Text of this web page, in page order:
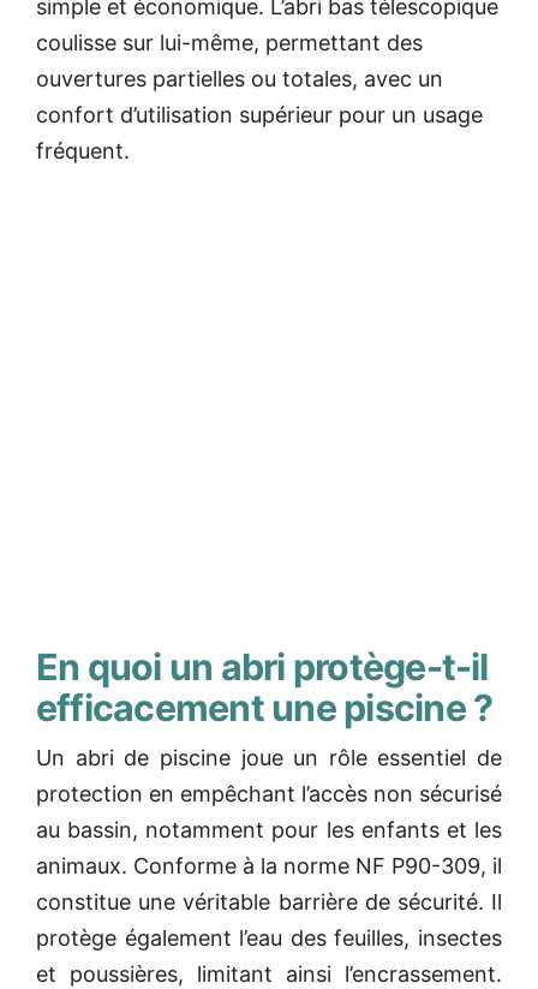
simple et économique. L’abri bas télescopique
coulisse sur lui-même, permettant des
ouvertures partielles ou totales, avec un
confort d’utilisation supérieur pour un usage
fréquent.
En quoi un abri protège-t-il
efficacement une piscine ?
Un abri de piscine joue un rôle essentiel de
protection en empêchant l’accès non sécurisé
au bassin, notamment pour les enfants et les
animaux. Conforme à la norme NF P90-309, il
constitue une véritable barrière de sécurité. Il
protège également l’eau des feuilles, insectes
et poussières, limitant ainsi l’encrassement.